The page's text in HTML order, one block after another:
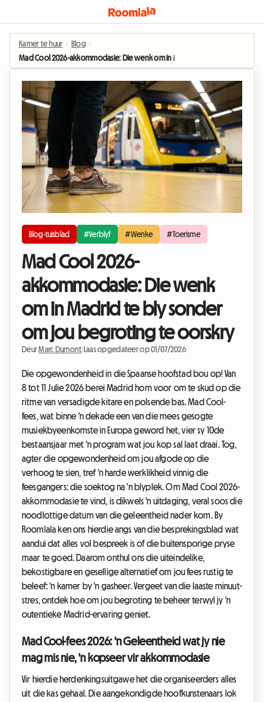
Kamer te huur › Blog ›
Mad Cool 2026-akkommodasie: Die wenk om in Madrid te bly sonder om
Blog-tuisblad #Verblyf #Wenke #Toerisme
Mad Cool 2026-
akkommodasie: Die wenk
om in Madrid te bly sonder
om jou begroting te oorskry
DeurMarc Dumont Laas opgedateer op 01/07/2026
Die opgewondenheid in die Spaanse hoofstad bou op! Van
8 tot 11 Julie 2026 berei Madrid hom voor om te skud op die
ritme van versadigde kitare en polsende bas. Mad Cool-
fees, wat binne 'n dekade een van die mees gesogte
musiekbyeenkomste in Europa geword het, vier sy 10de
bestaansjaar met 'n program wat jou kop sal laat draai. Tog,
agter die opgewondenheid om jou afgode op die
verhoog te sien, tref 'n harde werklikheid vinnig die
feesgangers: die soektog na 'n blyplek. Om Mad Cool 2026-
akkommodasie te vind, is dikwels 'n uitdaging, veral soos die
noodlottige datum van die geleentheid nader kom. By
Roomlala ken ons hierdie angs van die besprekingsblad wat
aandui dat alles vol bespreek is of die buitensporige pryse
maar te goed. Daarom onthul ons die uiteindelike,
bekostigbare en gesellige alternatief om jou fees rustig te
beleef: 'n kamer by 'n gasheer. Vergeet van die laaste minuut-
stres, ontdek hoe om jou begroting te beheer terwyl jy 'n
outentieke Madrid-ervaring geniet.
Mad Cool-fees 2026: 'n Geleentheid wat jy nie
mag mis nie, 'n kopseer vir akkommodasie
Vir hierdie herdenkingsuitgawe het die organiseerders alles
uit die kas gehaal. Die aangekondigde hoofkunstenaars lok